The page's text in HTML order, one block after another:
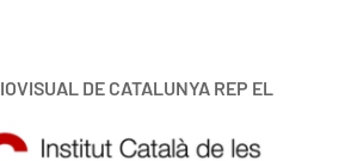
DE CATALUNYA REP EL